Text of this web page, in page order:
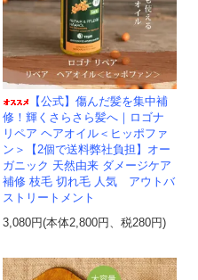
【公式】傷んだ髪を集中補
修！輝くさらさら髪へ｜ロゴナ
リペア ヘアオイル＜ヒッポファ
ン＞【2個で送料弊社負担】オー
ガニック 天然由来 ダメージケア
補修 枝毛 切れ毛 人気 アウトバ
ストリートメント
3,080円(本体2,800円、税280円)